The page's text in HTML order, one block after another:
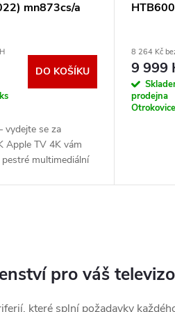
mn873cs/a
DO KOŠÍKU
vydejte se za
Apple TV 4K vám
multimediální
8 264 Kč
9 999
prodejna
pro váš
které splní požadavky